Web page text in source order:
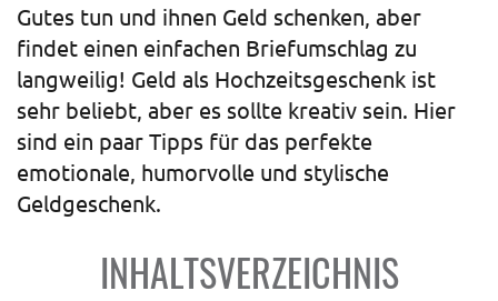
Gutes tun und ihnen Geld schenken, aber
findet einen einfachen Briefumschlag zu
langweilig! Geld als Hochzeitsgeschenk ist
sehr beliebt, aber es sollte kreativ sein. Hier
sind ein paar Tipps für das perfekte
emotionale, humorvolle und stylische
Geldgeschenk.
INHALTSVERZEICHNIS